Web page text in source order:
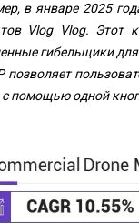
в январе 2025
Vlog Vlog. Этот
гибельщики
позволяет
с помощью одной